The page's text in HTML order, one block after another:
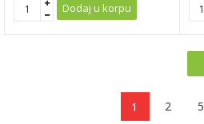
Dodaj u korpu
1 2 5